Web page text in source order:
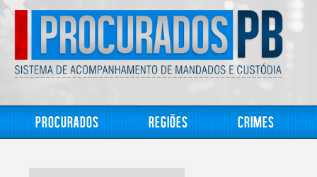
Procurados Regiões Crimes